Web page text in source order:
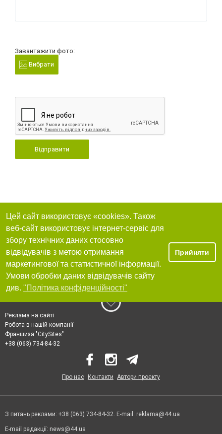
Завантажити фото:
Вибрати
Відправити
Цей сайт використовує «cookies». Також
веб-сайт використовує інтернет-сервіс для
збору технічних даних стосовно
відвідувачів з метою отримання
маркетингової та статистичної інформації.
Умови обробки даних відвідувачів сайту
див. "Політика конфіденційності"
Прийняти
Реклама на сайті
Робота в нашій компанії
Франшиза "CitySites"
+38 (063) 734-84-32
Про нас Контакти Автори проєкту
З питань реклами: +38 (063) 734-84-32. E-mail: reklama@44.ua
E-mail редакції: news@44.ua